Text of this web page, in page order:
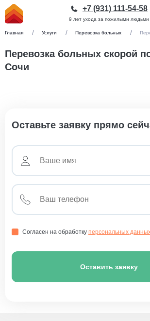
9 лет ухода за пожилыми людьми
+7 (931) 111-54-58
Главная Услуги Перевозка больных
Перевозка больных скорой
Сочи
Оставьте заявку прямо
Согласен на обработку персональных
Оставить заявку